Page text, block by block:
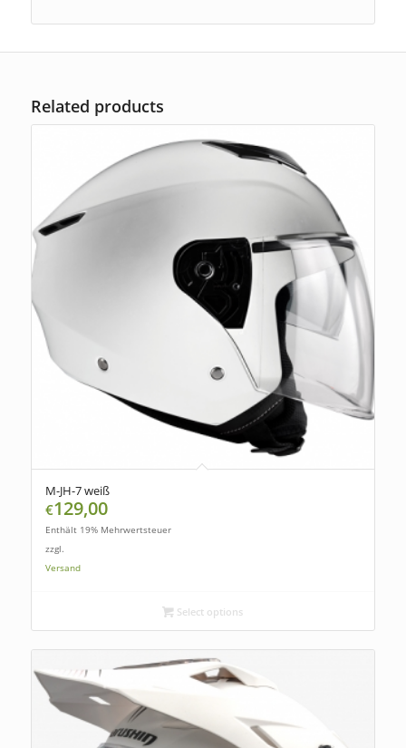
Related products
M-JH-7 weiß
€129,00
Enthält 19% Mehrwertsteuer
zzgl.
Versand
Select options